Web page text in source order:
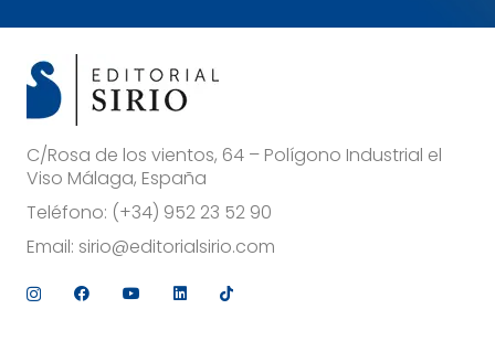
C/Rosa de los vientos, 64 – Polígono Industrial el
Viso Málaga, España
Teléfono: (+34) 952 23 52 90
Email: sirio@editorialsirio.com